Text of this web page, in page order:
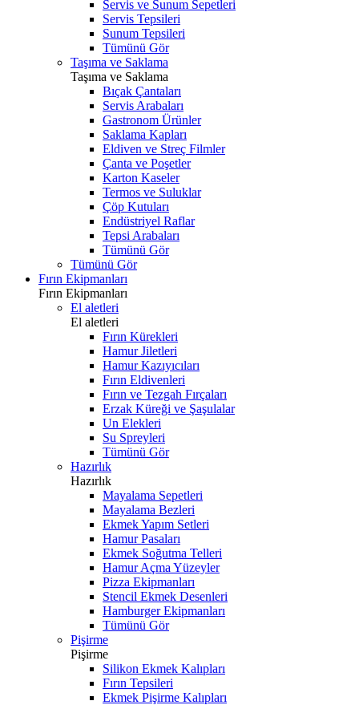
Servis ve Sunum Sepetleri
Servis Tepsileri
Sunum Tepsileri
Tümünü Gör
Taşıma ve Saklama
Taşıma ve Saklama
Bıçak Çantaları
Servis Arabaları
Gastronom Ürünler
Saklama Kapları
Eldiven ve Streç Filmler
Çanta ve Poşetler
Karton Kaseler
Termos ve Suluklar
Çöp Kutuları
Endüstriyel Raflar
Tepsi Arabaları
Tümünü Gör
Tümünü Gör
Fırın Ekipmanları
Fırın Ekipmanları
El aletleri
El aletleri
Fırın Kürekleri
Hamur Jiletleri
Hamur Kazıyıcıları
Fırın Eldivenleri
Fırın ve Tezgah Fırçaları
Erzak Küreği ve Şaşulalar
Un Elekleri
Su Spreyleri
Tümünü Gör
Hazırlık
Hazırlık
Mayalama Sepetleri
Mayalama Bezleri
Ekmek Yapım Setleri
Hamur Pasaları
Ekmek Soğutma Telleri
Hamur Açma Yüzeyler
Pizza Ekipmanları
Stencil Ekmek Desenleri
Hamburger Ekipmanları
Tümünü Gör
Pişirme
Pişirme
Silikon Ekmek Kalıpları
Fırın Tepsileri
Ekmek Pişirme Kalıpları